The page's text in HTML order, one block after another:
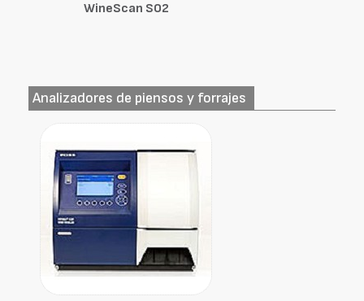
WineScan SO2
Analizadores de piensos y forrajes